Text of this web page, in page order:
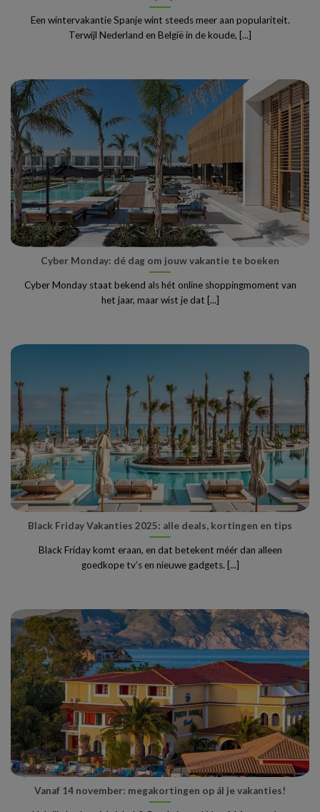
Een wintervakantie Spanje wint steeds meer aan populariteit.
Terwijl Nederland en België in de koude, [...]
Cyber Monday: dé dag om jouw vakantie te boeken
Cyber Monday staat bekend als hét online shoppingmoment van
het jaar, maar wist je dat [...]
Black Friday Vakanties 2025: alle deals, kortingen en tips
Black Friday komt eraan, en dat betekent méér dan alleen
goedkope tv’s en nieuwe gadgets. [...]
Vanaf 14 november: megakortingen op ál je vakanties!